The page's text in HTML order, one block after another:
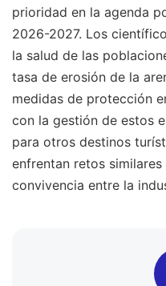
prioridad en la agenda
2026-2027. Los
la salud de las
tasa de erosión de la
medidas de protección
con la gestión de estos
para otros destinos
enfrentan retos
convivencia entre la